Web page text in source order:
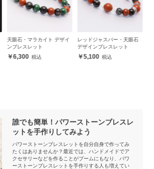
天眼石・マラカイト デザイ
ンブレスレット
6,300
レッドジャスパー・天眼石
デザインブレスレット
5,100
誰でも簡単！パワーストーンブレスレ
ットを手作りしてみよう
パワーストーンブレスレットを自分自身で作ってみ
たくはありませんか？最近では、ハンドメイドでア
クセサリーなどを作ることがブームにもなり、パワ
ーストーンブレスレットを手作りする人も増えてい